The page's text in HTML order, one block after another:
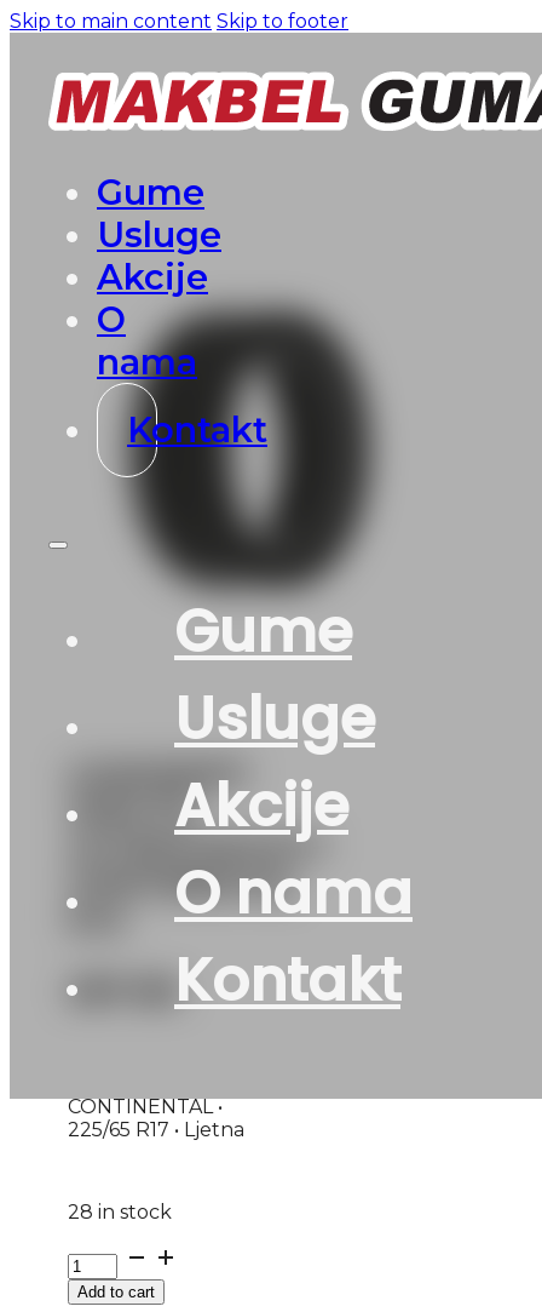
Skip to main content Skip to footer
Gume
Usluge
Akcije
O
nama
Kontakt
Gume
Usluge
Akcije
O nama
Kontakt
G225/65R17
102H FR
ULTRACONTACT
CONTINENTAL
EVc
287
CONTINENTAL •
225/65 R17 • Ljetna
28 in stock
G225/65R17
102H
FR
Add to cart